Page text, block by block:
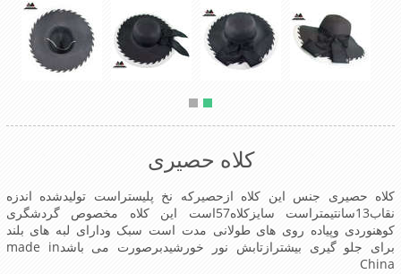
کلاه حصیری
کلاه حصیری جنس این کلاه ازحصیرکه نخ پلیستراست تولیدشده اندزه
نقاب13سانتیمتراست سایزکلاه57است این کلاه مخصوص گردشگری
کوهنوردی وپیاده روی های طولانی مدت است سبک ودارای لبه های بلند
برای جلو گیری بیشترازتابش نور خورشیدبرصورت می باشدmade in
China